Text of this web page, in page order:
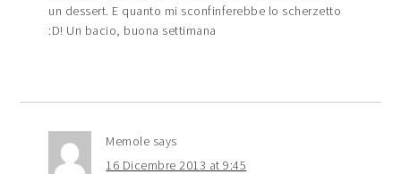
un dessert. E quanto mi sconfinferebbe lo scherzetto
:D! Un bacio, buona settimana
Memole says
16 Dicembre 2013 at 9:45